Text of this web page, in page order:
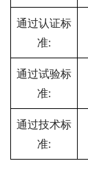
通过认证标
准:
通过试验标
准:
通过技术标
准: